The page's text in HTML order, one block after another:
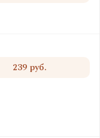
239 руб.